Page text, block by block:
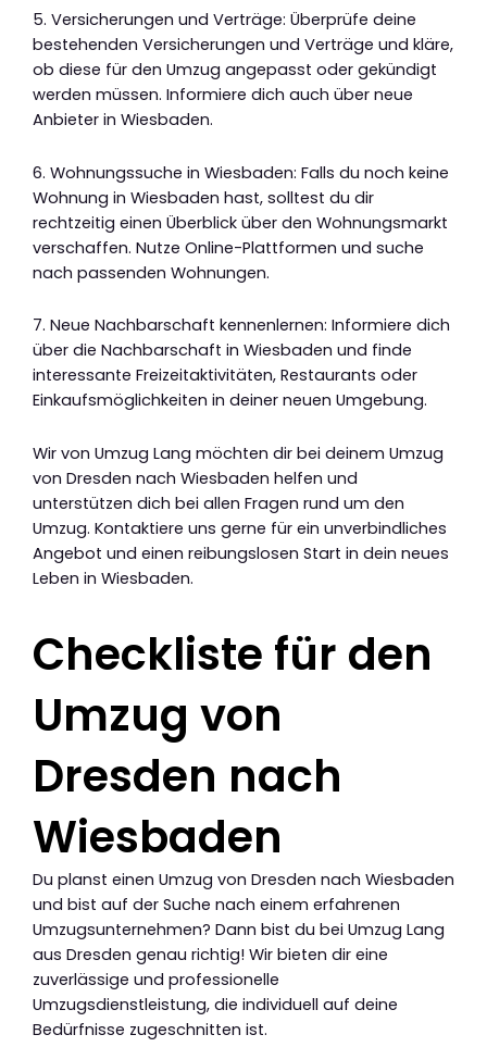
5. Versicherungen und Verträge: Überprüfe deine
bestehenden Versicherungen und Verträge und kläre,
ob diese für den Umzug angepasst oder gekündigt
werden müssen. Informiere dich auch über neue
Anbieter in Wiesbaden.
6. Wohnungssuche in Wiesbaden: Falls du noch keine
Wohnung in Wiesbaden hast, solltest du dir
rechtzeitig einen Überblick über den Wohnungsmarkt
verschaffen. Nutze Online-Plattformen und suche
nach passenden Wohnungen.
7. Neue Nachbarschaft kennenlernen: Informiere dich
über die Nachbarschaft in Wiesbaden und finde
interessante Freizeitaktivitäten, Restaurants oder
Einkaufsmöglichkeiten in deiner neuen Umgebung.
Wir von Umzug Lang möchten dir bei deinem Umzug
von Dresden nach Wiesbaden helfen und
unterstützen dich bei allen Fragen rund um den
Umzug. Kontaktiere uns gerne für ein unverbindliches
Angebot und einen reibungslosen Start in dein neues
Leben in Wiesbaden.
Checkliste für den
Umzug von
Dresden nach
Wiesbaden
Du planst einen Umzug von Dresden nach Wiesbaden
und bist auf der Suche nach einem erfahrenen
Umzugsunternehmen? Dann bist du bei Umzug Lang
aus Dresden genau richtig! Wir bieten dir eine
zuverlässige und professionelle
Umzugsdienstleistung, die individuell auf deine
Bedürfnisse zugeschnitten ist.